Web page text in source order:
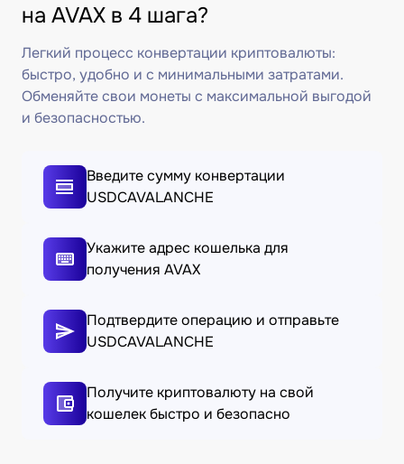
на AVAX в 4 шага?
Легкий процесс конвертации криптовалюты:
быстро, удобно и с минимальными затратами.
Обменяйте свои монеты с максимальной выгодой
и безопасностью.
Введите сумму конвертации
USDCAVALANCHE
Укажите адрес кошелька для
получения AVAX
Подтвердите операцию и отправьте
USDCAVALANCHE
Получите криптовалюту на свой
кошелек быстро и безопасно